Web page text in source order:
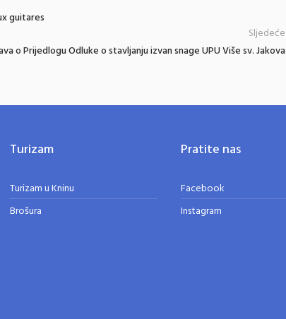
guitares
o Prijedlogu Odluke o stavljanju izvan snage UPU Više sv. Jakova
Sljedeće
Turizam
Turizam u Kninu
Brošura
Pratite nas
Facebook
Instagram